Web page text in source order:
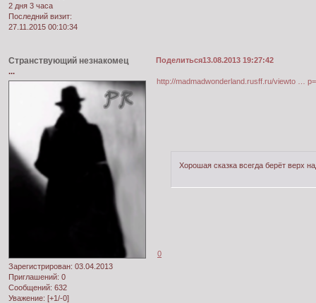
2 дня 3 часа
Последний визит:
27.11.2015 00:10:34
Поделиться13.08.2013 19:27:42
Странствующий незнакомец
...
Зарегистрирован: 03.04.2013
Приглашений: 0
Сообщений: 632
Уважение: [+1/-0]
http://madmadwonderland.rusff.ru/viewto …
Хорошая сказка всегда берёт верх
0